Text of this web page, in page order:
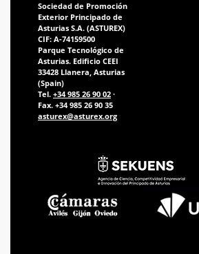
Sociedad de Promoción
Exterior Principado de
Asturias S.A. (ASTUREX)
CIF: A-74159500
Parque Tecnológico de
Asturias. Edificio CEEI
33428 Llanera, Asturias
(Spain)
Tel. +34 985 26 90 02 ·
Fax. +34 985 26 90 35
asturex@asturex.org